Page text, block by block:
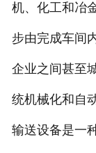
机、化工和冶
步由完成车间
企业之间甚至
统机械化和自
输送设备是一